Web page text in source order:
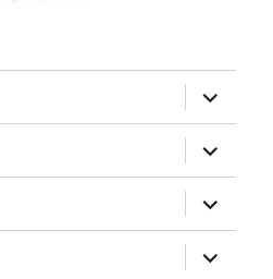
öffnen
öffnen
öffnen
öffnen